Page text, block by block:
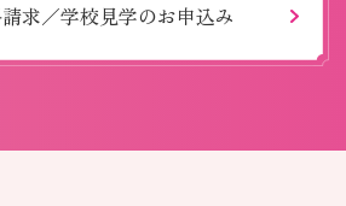
求／学校見学のお申込み